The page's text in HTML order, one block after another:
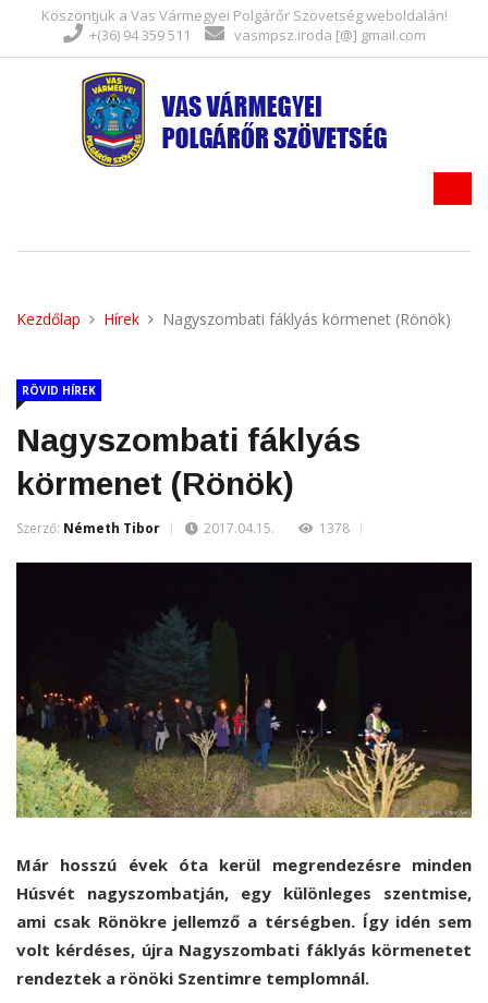
Köszöntjük a Vas Vármegyei Polgárőr Szövetség weboldalán!
+(36) 94 359 511
vasmpsz.iroda [@] gmail.com
Kezdőlap Hírek Nagyszombati fáklyás körmenet (Rönök)
RÖVID HÍREK
Nagyszombati fáklyás
körmenet (Rönök)
Szerző: Németh Tibor 2017.04.15. 1378
Már hosszú évek óta kerül megrendezésre minden
Húsvét nagyszombatján, egy különleges szentmise,
ami csak Rönökre jellemző a térségben. Így idén sem
volt kérdéses, újra Nagyszombati fáklyás körmenetet
rendeztek a rönöki Szentimre templomnál.